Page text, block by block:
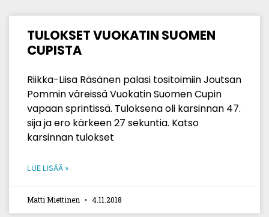
TULOKSET VUOKATIN SUOMEN
CUPISTA
Riikka-Liisa Räsänen palasi tositoimiin Joutsan
Pommin väreissä Vuokatin Suomen Cupin
vapaan sprintissä. Tuloksena oli karsinnan 47.
sija ja ero kärkeen 27 sekuntia. Katso
karsinnan tulokset
LUE LISÄÄ »
Matti Miettinen 4.11.2018